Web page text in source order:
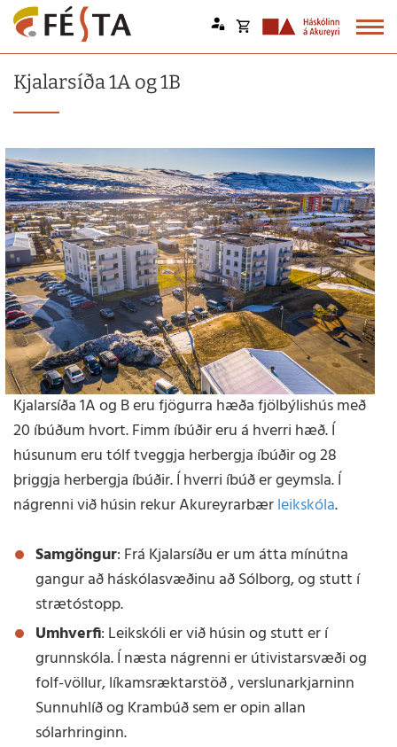
Opna
körfu
Karfan þín
Karfan er tóm.
Kjalarsíða 1A og 1B
Kjalarsíða 1A og B eru fjögurra hæða fjölbýlishús með
20 íbúðum hvort. Fimm íbúðir eru á hverri hæð. Í
húsunum eru tólf tveggja herbergja íbúðir og 28
þriggja herbergja íbúðir. Í hverri íbúð er geymsla. Í
nágrenni við húsin rekur Akureyrarbærleikskóla.
Samgöngur: Frá Kjalarsíðu er um átta mínútna
gangur að háskólasvæðinu að Sólborg, og stutt í
strætóstopp.
Umhverfi: Leikskóli er við húsin og stutt er í
grunnskóla. Í næsta nágrenni er útivistarsvæði og
folf-völlur, líkamsræktarstöð , verslunarkjarninn
Sunnuhlíð og Krambúð sem er opin allan
sólarhringinn.